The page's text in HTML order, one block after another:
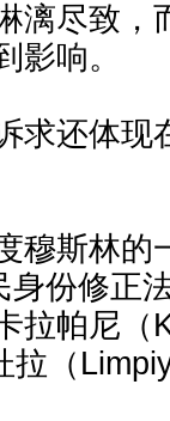
漓尽致，
影响。
还体现
斯林的
份修正
拉帕尼（
拉（